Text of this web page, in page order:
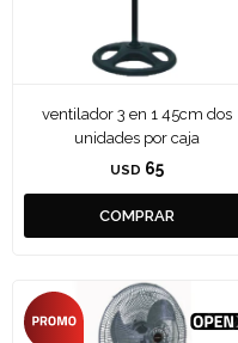
ventilador 3 en 1 45cm dos
unidades por caja
USD 65